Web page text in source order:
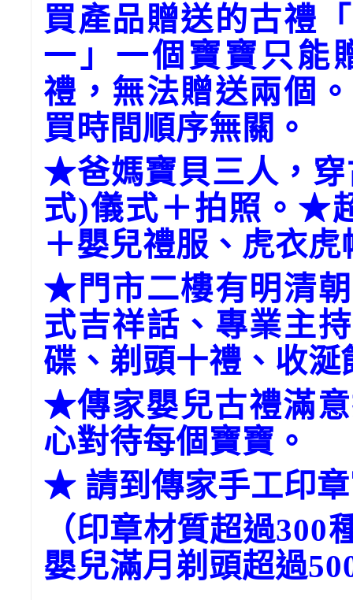
買產品贈送的古禮
一」一個寶寶只能
禮，無法贈送兩個
買時間順序無關。
★爸媽寶貝三人，穿
式)儀式＋拍照。★
＋嬰兒禮服、虎衣虎
★門市二樓有明清
式吉祥話、專業主
碟、剃頭十禮、收
★傳家嬰兒古禮滿
心對待每個寶寶。
★ 請到傳家手工印
（印章材質超過
嬰兒滿月剃頭超過